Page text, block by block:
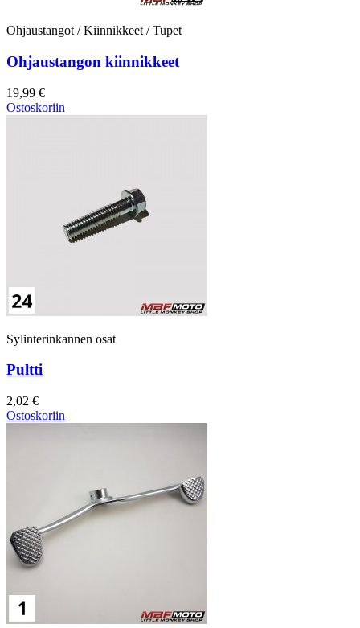
Ohjaustangot / Kiinnikkeet / Tupet
Ohjaustangon kiinnikkeet
19,99 €
Ostoskoriin
Sylinterinkannen osat
Pultti
2,02 €
Ostoskoriin